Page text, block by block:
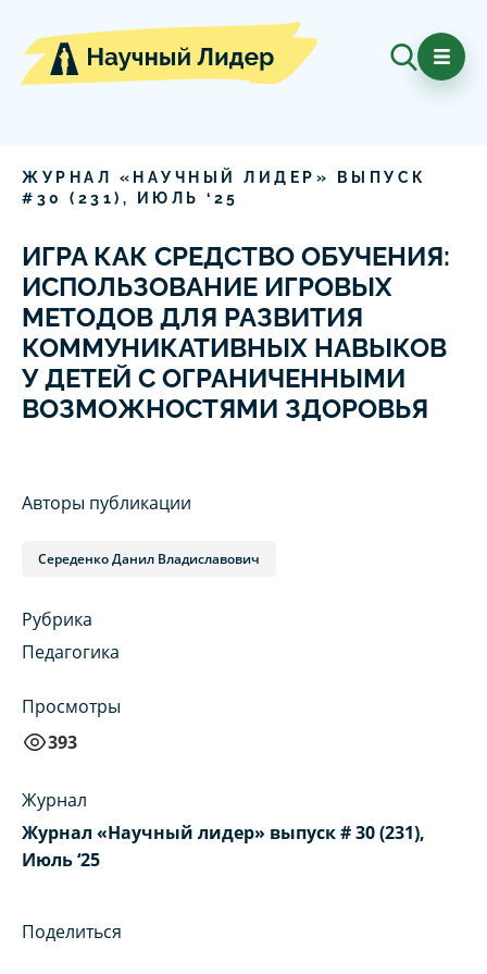
ЖУРНАЛ «НАУЧНЫЙ ЛИДЕР» ВЫПУСК
# 30 ( 231), ИЮЛЬ ‘ 25
ИГРА КАК СРЕДСТВО ОБУЧЕНИЯ:
ИСПОЛЬЗОВАНИЕ ИГРОВЫХ
МЕТОДОВ ДЛЯ РАЗВИТИЯ
КОММУНИКАТИВНЫХ НАВЫКОВ
У ДЕТЕЙ С ОГРАНИЧЕННЫМИ
ВОЗМОЖНОСТЯМИ ЗДОРОВЬЯ
Авторы публикации
Середенко Данил Владиславович
Рубрика
Педагогика
Просмотры
393
Журнал
Журнал «Научный лидер» выпуск # 30 (231),
Июль ‘25
Поделиться